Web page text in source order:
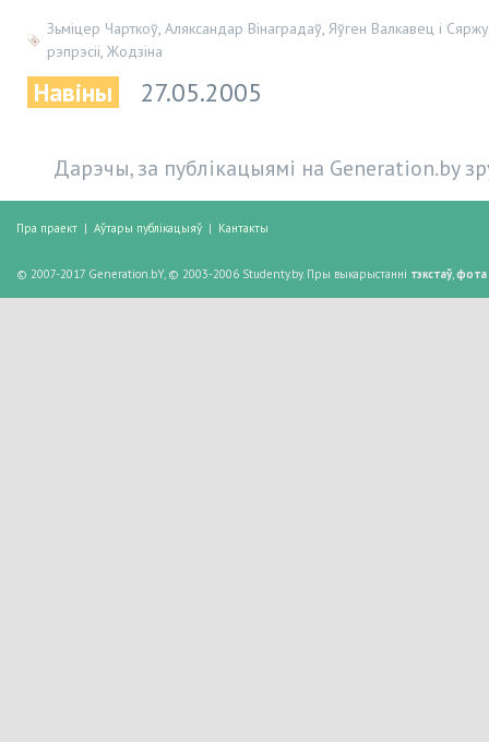
Зьміцер Чарткоў Аляксандар Вінаградаў Яўген Валкавец і
рэпрэсіі Жодзіна
Навіны 27.05.2005
Дарэчы, за публікацыямі на Generation.by
Пра праект | Аўтары публікацыяў | Кантакты
© 2007-2017 Generation.bY, © 2003-2006 Studenty.by. Пры выкарыстанні тэкстаў, фота